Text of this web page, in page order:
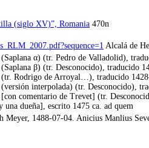
(siglo XV)”, Romania 470n
Alcalá de
α) (tr. Pedro de Valladolid),
β) (tr. Desconocido), traducido
Rodrigo de Arroyal…), traducido
interpolada) (tr. Desconocido),
comentario de Trevet] (tr.
dueña], escrito 1475 ca. ad quem
1488-07-04. Anicius Manlius